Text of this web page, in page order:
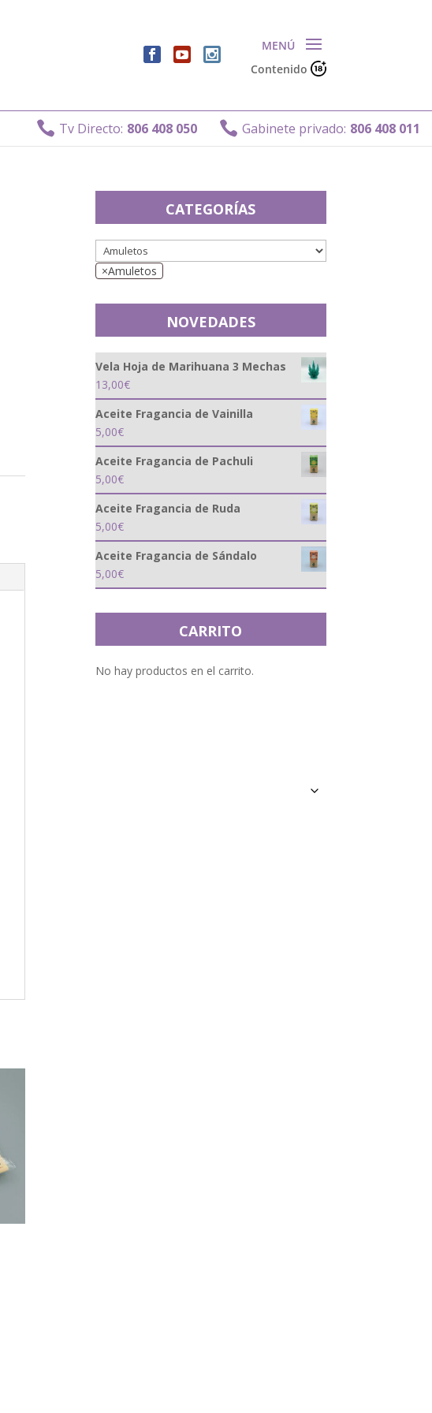
Contenido
Tv Directo: 806 408 050  Gabinete privado: 806 408 011
CATEGORÍAS
×Amuletos
NOVEDADES
Vela Hoja de Marihuana 3 Mechas
13,00€
Aceite Fragancia de Vainilla
5,00€
Aceite Fragancia de Pachuli
5,00€
Aceite Fragancia de Ruda
5,00€
Aceite Fragancia de Sándalo
5,00€
CARRITO
No hay productos en el carrito.